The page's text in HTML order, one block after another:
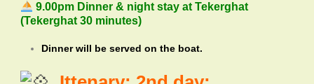
9.00pm Dinner & night stay at Tekerghat
(Tekerghat 30 minutes)
Dinner will be served on the boat.